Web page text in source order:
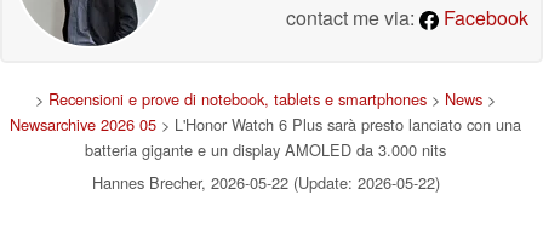
contact me via:
Facebook
> Recensioni e prove di notebook, tablets e smartphones > News >
Newsarchive 2026 05 > L'Honor Watch 6 Plus sarà presto lanciato con una
batteria gigante e un display AMOLED da 3.000 nits
Hannes Brecher, 2026-05-22 (Update: 2026-05-22)